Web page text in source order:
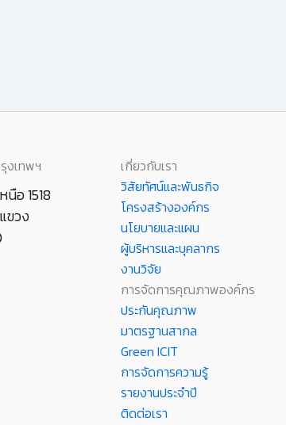
งเทพฯ
อ 1518
ขวง
เกี่ยวกับเรา
วิสัยทัศน์และพันธกิจ
โครงสร้างองค์กร
นโยบายและแผน
ผู้บริหารและบุคลากร
งานวิจัย
การจัดการคุณภาพองค์กร
ประกันคุณภาพ
มาตรฐานสากล
Green ICIT
การจัดการความรู้
รายงานประจำปี
ติดต่อเรา